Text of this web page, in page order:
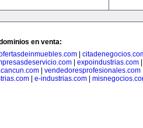
en venta:
expoindustrias.com
| vendedoresprofesionales.com
e-industrias.com